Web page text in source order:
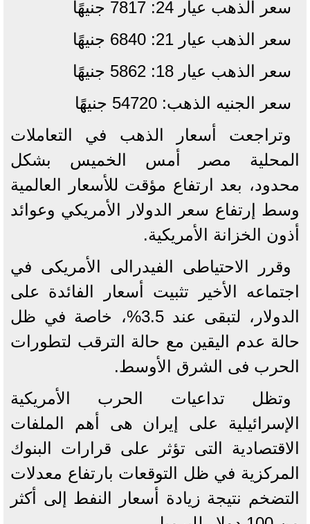
سعر الذهب عيار 24: 7817 جنيهًا
سعر الذهب عيار 21: 6840 جنيهًا
سعر الذهب عيار 18: 5862 جنيهًا
سعر الجنيه الذهب: 54720 جنيهًا
وتراجعت أسعار الذهب في التعاملات
المحلية مصر أمس الخميس بشكل
محدود، بعد ارتفاع مؤقت للأسعار العالمية
وسط إرتفاع سعر الدولار الأمريكي وعوائد
أذون الخزانة الأمريكية.
وقرر الاحتياطى الفيدرالى الأمريكى في
اجتماعه الأخير تثبيت أسعار الفائدة على
الدولار، لتبقى عند 3.5%، خاصة في ظل
حالة عدم اليقين مع حالة الترقب لتطورات
الحرب فى الشرق الأوسط.
وتظل تداعيات الحرب الأمريكية
الإسرائيلية على إيران هى أهم الملفات
الاقتصادية التى تؤثر على قرارات البنوك
المركزية في ظل التوقعات بارتفاع معدلات
التضخم نتيجة زيادة أسعار النفط إلى أكثر